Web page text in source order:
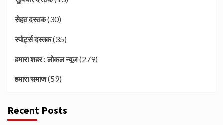
सेहत दस्तक(30)
स्पोर्ट्स दस्तक(35)
हमारा शहर : लोकल न्यूज(279)
हमारा समाज(59)
Recent Posts